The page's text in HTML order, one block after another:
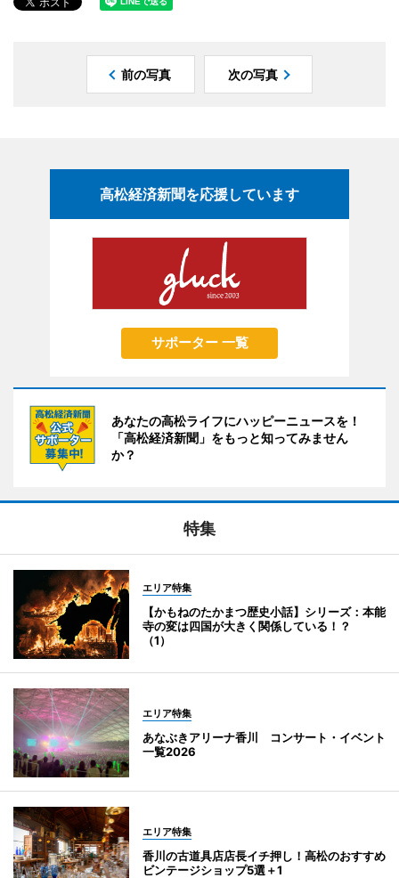
前の写真 次の写真
高松経済新聞を応援しています
サポーター 一覧
あなたの高松ライフにハッピーニュースを！
「高松経済新聞」をもっと知ってみません
か？
特集
エリア特集
【かもねのたかまつ歴史小話】シリーズ：本能
寺の変は四国が大きく関係している！？
（1）
エリア特集
あなぶきアリーナ香川 コンサート・イベント
一覧2026
エリア特集
香川の古道具店店長イチ押し！高松のおすすめ
ビンテージショップ5選＋1